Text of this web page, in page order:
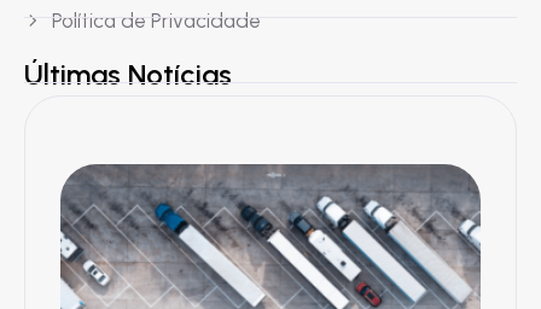
Política de Privacidade
Últimas Notícias